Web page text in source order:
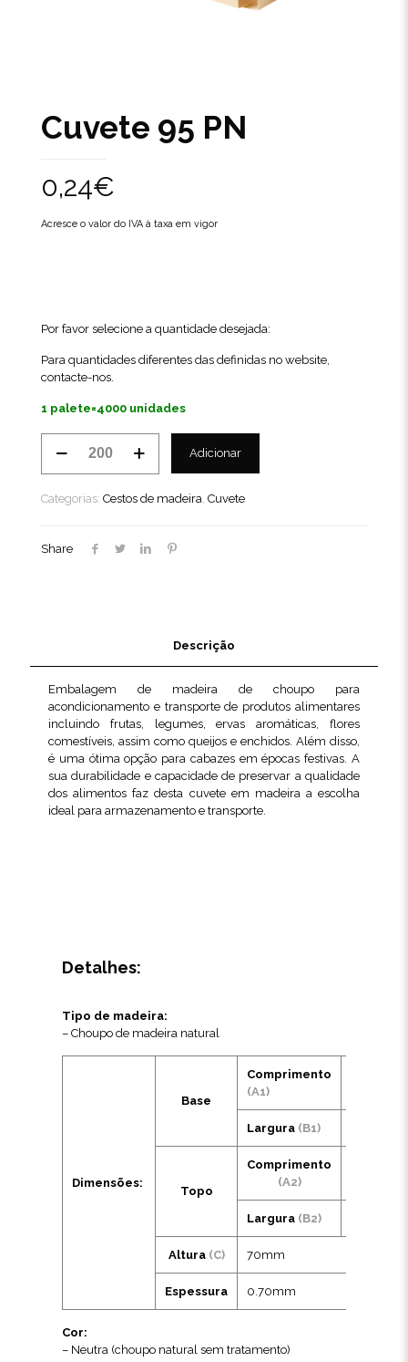
Cuvete 95 PN
0,24€
Acresce o valor do IVA à taxa em vigor
Por favor selecione a quantidade desejada:
Para quantidades diferentes das definidas no website,
contacte-nos.
1 palete=4000 unidades
Cuvete
95
Adicionar
Categorias: Cestos de madeira, Cuvete
Share
Descrição
Embalagem de madeira de choupo para
acondicionamento e transporte de produtos alimentares
incluindo frutas, legumes, ervas aromáticas, flores
comestíveis, assim como queijos e enchidos. Além disso,
é uma ótima opção para cabazes em épocas festivas. A
sua durabilidade e capacidade de preservar a qualidade
dos alimentos faz desta cuvete em madeira a escolha
ideal para armazenamento e transporte.
Detalhes:
Tipo de madeira:
– Choupo de madeira natural
Dimensões:
Base
Comprimento
(A1)
Largura (B1)
Topo
Comprimento
(A2)
Largura (B2)
Altura (C) 70mm
Espessura 0.70mm
Cor:
– Neutra (choupo natural sem tratamento)